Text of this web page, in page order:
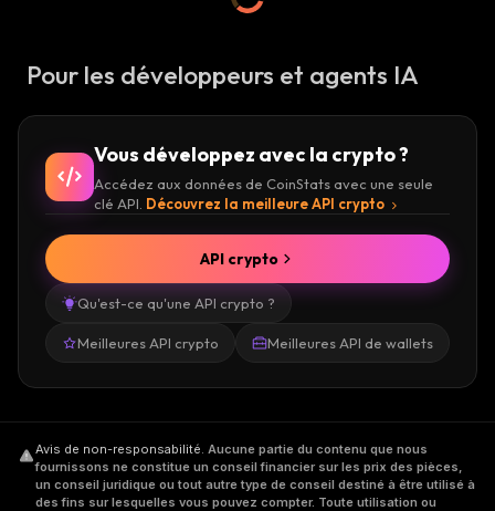
Pour les développeurs et agents IA
Vous développez avec la crypto ?
Accédez aux données de CoinStats avec une seule
clé API. Découvrez la meilleure API crypto
Qu'est-ce qu'une API crypto ?
Meilleures API crypto Meilleures API de wallets
API crypto
Avis de non-responsabilité. Aucune partie du contenu que nous
fournissons ne constitue un conseil financier sur les prix des pièces,
un conseil juridique ou tout autre type de conseil destiné à être utilisé à
des fins sur lesquelles vous pouvez compter. Toute utilisation ou